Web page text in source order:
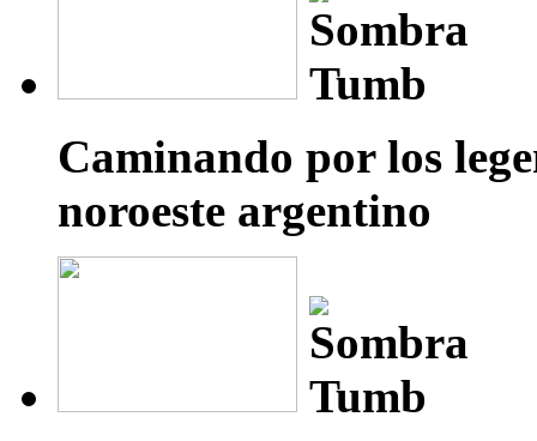
Caminando por los
noroeste argentino